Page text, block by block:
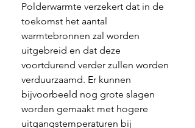
Polderwarmte verzekert dat in de
toekomst het aantal
warmtebronnen zal worden
uitgebreid en dat deze
voortdurend verder zullen worden
verduurzaamd. Er kunnen
bijvoorbeeld nog grote slagen
worden gemaakt met hogere
uitgangstemperaturen bij